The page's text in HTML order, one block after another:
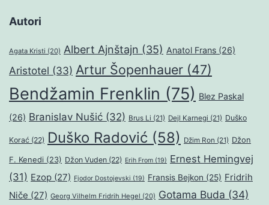
Autori
Agata Kristi (20) Albert Ajnštajn (35) Anatol Frans (26)
Aristotel (33) Artur Šopenhauer (47)
Bendžamin Frenklin (75) Blez Paskal
(26) Branislav Nušić (32) Brus Li (21) Dejl Karnegi (21) Duško
Korać (22) Duško Radović (58) Džim Ron (21) Džon
F. Kenedi (23) Džon Vuden (22) Erih From (19) Ernest Hemingvej
(31) Ezop (27) Fjodor Dostojevski (19) Fransis Bejkon (25) Fridrih
Niče (27) Georg Vilhelm Fridrih Hegel (20) Gotama Buda (34)